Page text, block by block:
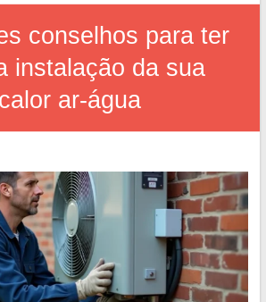
conselhos para ter
instalação da sua
ar-água